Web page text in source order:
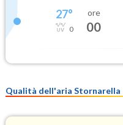
27°
0
ore
00
Qualità dell'aria Stornarella